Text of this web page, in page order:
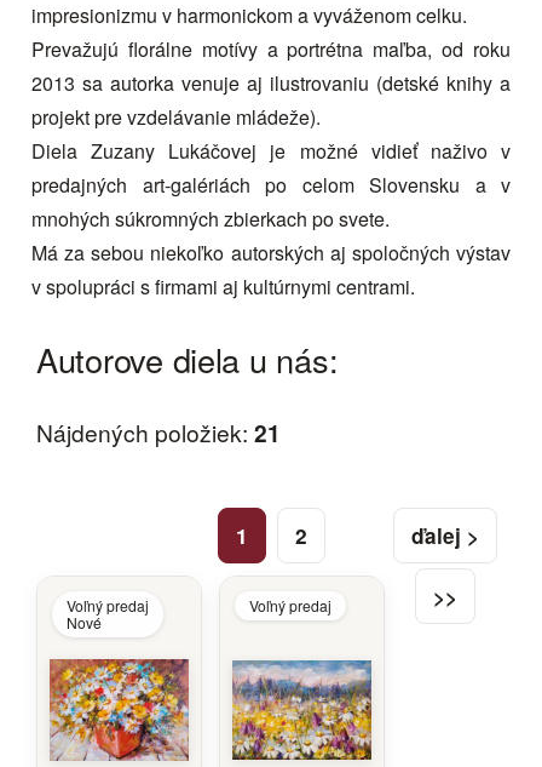
impresionizmu v harmonickom a vyváženom celku.
Prevažujú florálne motívy a portrétna maľba, od roku
2013 sa autorka venuje aj ilustrovaniu (detské knihy a
projekt pre vzdelávanie mládeže).
Diela Zuzany Lukáčovej je možné vidieť naživo v
predajných art-galériách po celom Slovensku a v
mnohých súkromných zbierkach po svete.
Má za sebou niekoľko autorských aj spoločných výstav
v spolupráci s firmami aj kultúrnymi centrami.
Autorove diela u nás:
Nájdených položiek: 21
ďalej >
>>
1 2
Voľný predaj
Nové
Voľný predaj